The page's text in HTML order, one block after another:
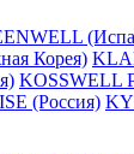
Корея)
KOSSWELL
(Россия)